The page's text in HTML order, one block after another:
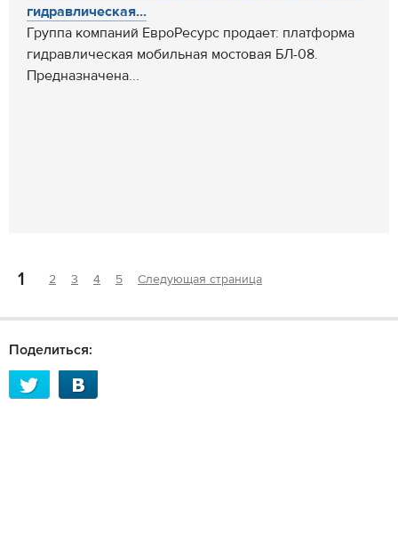
гидравлическая...
Группа компаний ЕвроРесурс продает: платформа
гидравлическая мобильная мостовая БЛ-08.
Предназначена...
1 2 3 4 5 Следующая страница
Поделиться: